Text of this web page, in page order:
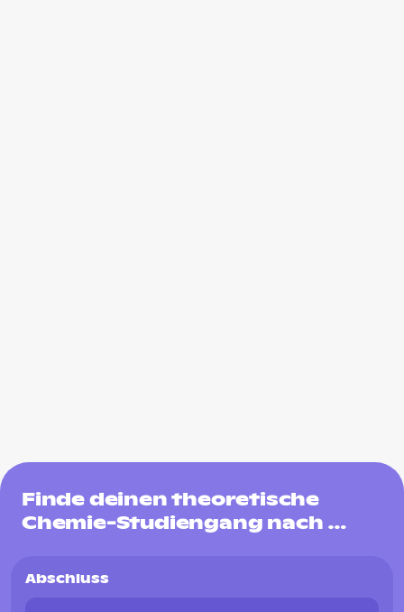
Finde deinen theoretische
Chemie-Studiengang nach …
Abschluss